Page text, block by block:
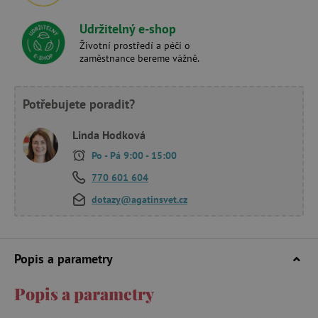
Udržitelný e-shop
Životní prostředí a péči o
zaměstnance bereme vážně.
Potřebujete poradit?
Linda Hodková
Po - Pá 9:00 - 15:00
770 601 604
dotazy@agatinsvet.cz
Popis a parametry
Popis a parametry